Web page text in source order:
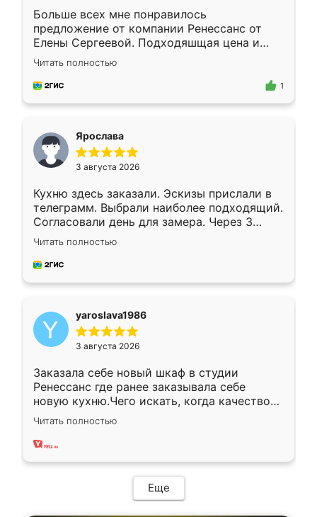
Больше всех мне понравилось
предложение от компании Ренессанс от
Елены Сергеевой. Подходяшщая цена и
короткие сроки изготовления. Приехавший
для замера сотрудник Владислав
предложил по моему эскизу самый
Читать полностью
1
Ярослава
3 августа 2026
Кухню здесь заказали. Эскизы прислали в
телеграмм. Выбрали наиболее подходящий.
Согласовали день для замера. Через 3
недели кухня была уже готова. Остались
довольны работой. Спасибо Ренессанс
мебель за качественную работу!
Читать полностью
yaroslava1986
3 августа 2026
Заказала себе новый шкаф в студии
Ренессанс где ранее заказывала себе
новую кухню.Чего искать, когда качеством
вполне довольна. Служит кухня уже почти
два года, нареканий нет.
Читать полностью
Еще